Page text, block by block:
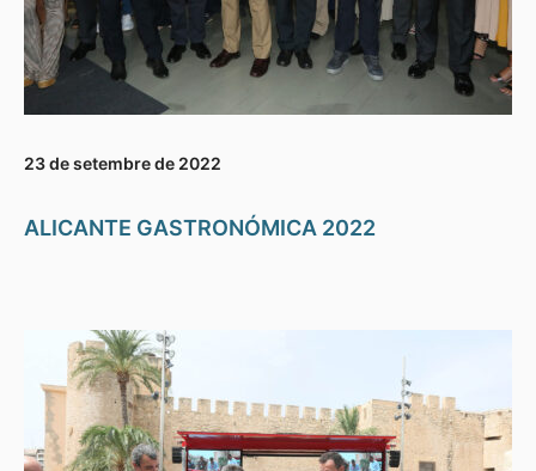
23 de setembre de 2022
ALICANTE GASTRONÓMICA 2022